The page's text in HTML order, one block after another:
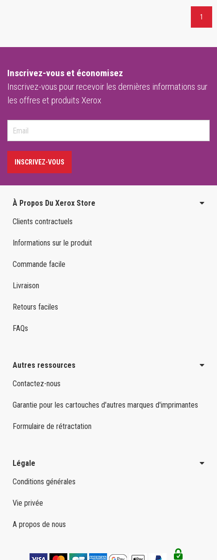
1
Inscrivez-vous et économisez
Inscrivez-vous pour recevoir les dernières informations sur
les offres et produits Xerox
INSCRIVEZ-VOUS
À Propos Du Xerox Store
Clients contractuels
Informations sur le produit
Commande facile
Livraison
Retours faciles
FAQs
Autres ressources
Contactez-nous
Garantie pour les cartouches d'autres marques d'imprimantes
Formulaire de rétractation
Légale
Conditions générales
Vie privée
A propos de nous